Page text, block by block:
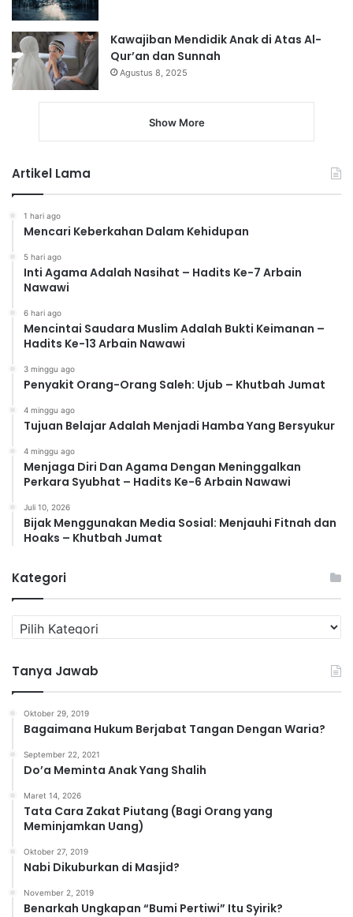
Kawajiban Mendidik Anak di Atas Al-
Qur’an dan Sunnah
Agustus 8, 2025
Show More
Artikel Lama
1 hari ago
Mencari Keberkahan Dalam Kehidupan
5 hari ago
Inti Agama Adalah Nasihat – Hadits Ke-7 Arbain
Nawawi
6 hari ago
Mencintai Saudara Muslim Adalah Bukti Keimanan –
Hadits Ke-13 Arbain Nawawi
3 minggu ago
Penyakit Orang-Orang Saleh: Ujub – Khutbah Jumat
4 minggu ago
Tujuan Belajar Adalah Menjadi Hamba Yang Bersyukur
4 minggu ago
Menjaga Diri Dan Agama Dengan Meninggalkan
Perkara Syubhat – Hadits Ke-6 Arbain Nawawi
Juli 10, 2026
Bijak Menggunakan Media Sosial: Menjauhi Fitnah dan
Hoaks – Khutbah Jumat
Kategori
a
e
g
Tanya Jawab
Oktober 29, 2019
Bagaimana Hukum Berjabat Tangan Dengan Waria?
September 22, 2021
Do’a Meminta Anak Yang Shalih
Maret 14, 2026
Tata Cara Zakat Piutang (Bagi Orang yang
Meminjamkan Uang)
Oktober 27, 2019
Nabi Dikuburkan di Masjid?
November 2, 2019
Benarkah Ungkapan “Bumi Pertiwi” Itu Syirik?